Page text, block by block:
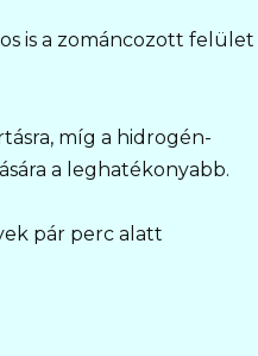
is a zománcozott felület
míg a hidrogén-
a leghatékonyabb.
pár perc alatt